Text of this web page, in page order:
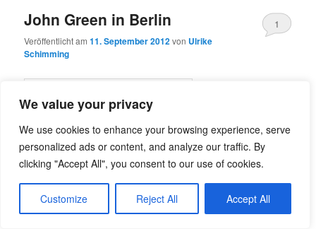
We value your privacy
We use cookies to enhance your browsing experience, serve
personalized ads or content, and analyze our traffic. By
clicking "Accept All", you consent to our use of cookies.
Customize Reject All Accept All
John Green in Berlin
Veröffentlicht am11. September 2012von Ulrike
Schimming
1